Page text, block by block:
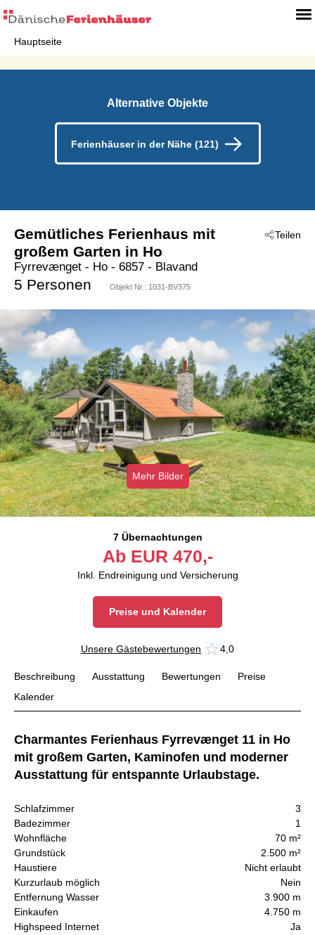
Hauptseite
Alternative Objekte
Ferienhäuser in der Nähe (121)
Teilen
Gemütliches Ferienhaus mit
großem Garten in Ho
Fyrrevænget - Ho - 6857 - Blavand
5 Personen Objekt Nr.: 1031-BV375
Mehr Bilder
7 Übernachtungen
Ab EUR 470,-
Inkl. Endreinigung und Versicherung
Preise und Kalender
Unsere Gästebewertungen 4,0
Beschreibung Ausstattung Bewertungen
Preise
Kalender
Charmantes Ferienhaus Fyrrevænget 11 in Ho
mit großem Garten, Kaminofen und moderner
Ausstattung für entspannte Urlaubstage.
Schlafzimmer
3
Badezimmer
1
Wohnfläche
70 m²
Grundstück
2.500 m²
Haustiere
Nicht erlaubt
Kurzurlaub möglich
Nein
Entfernung Wasser
3.900 m
Einkaufen
4.750 m
Highspeed Internet
Ja